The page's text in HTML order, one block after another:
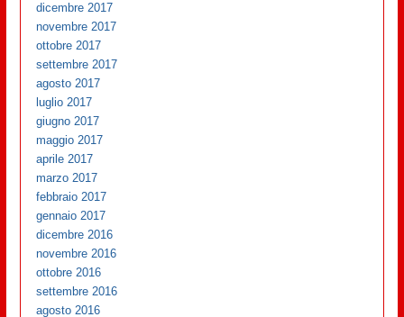
dicembre 2017
novembre 2017
ottobre 2017
settembre 2017
agosto 2017
luglio 2017
giugno 2017
maggio 2017
aprile 2017
marzo 2017
febbraio 2017
gennaio 2017
dicembre 2016
novembre 2016
ottobre 2016
settembre 2016
agosto 2016